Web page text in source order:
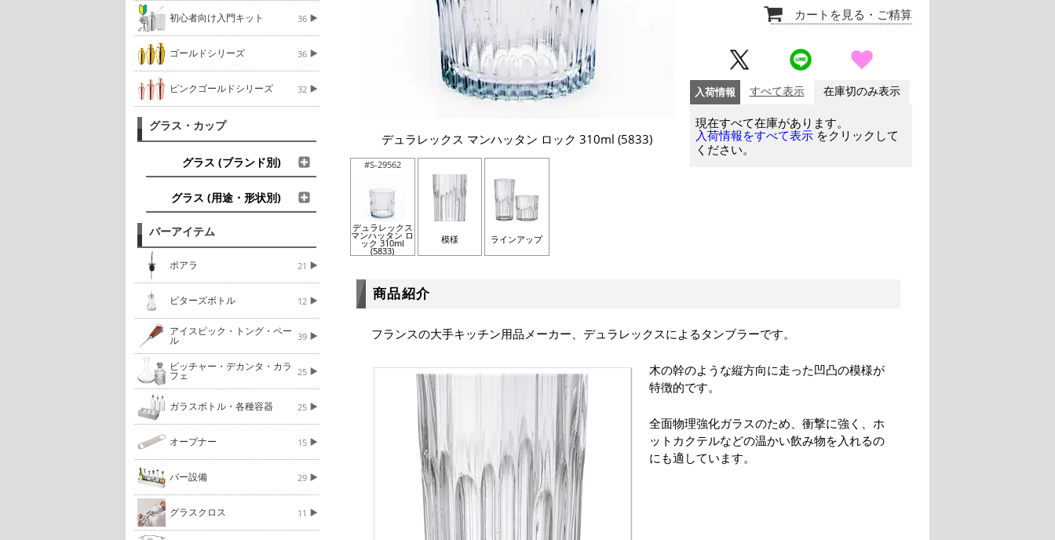
初心者向け入門キット 36
ゴールドシリーズ 36
ピンクゴールドシリーズ 32
グラス・カップ
グラス (ブランド別)
グラス (用途・形状別)
バーアイテム
ポアラ 21
ビターズボトル 12
アイスピック・トング・ペー
ル 39
ピッチャー・デカンタ・カラ
フェ 25
ガラスボトル・各種容器 25
オープナー 15
バー設備 29
グラスクロス 11
デュラレックス マンハッタン ロック 310ml (5833)
#S-29562
デュラレックス
マンハッタン ロ
ック 310ml
(5833)
模様 ラインアップ
カートを見る ・ご精算
入荷情報 すべて表示 在庫切のみ表示
現在すべて在庫があります。
入荷情報をすべて表示 をクリックして
ください。
商品紹介
フランスの大手キッチン用品メーカー、デュラレックスによるタンブラーです。
木の幹のような縦方向に走った凹凸の模様が
特徴的です。
全面物理強化ガラスのため、衝撃に強く、ホ
ットカクテルなどの温かい飲み物を入れるの
にも適しています。